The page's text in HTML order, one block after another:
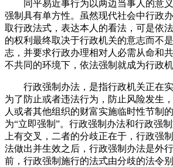
同平易近事行为以两边当事人的意义
强制具有单方性。虽然现代社会中行政
取行政法式，表达本人的看法，可是依
的权利最终取决于行政机关的意志而不
志，并要求行政办理相对人必需从命和
不共同的环境下，依法强制就成为行政
行政强制办法，是指行政机关正在实
为了防止或者违法行为，防止风险发生
人或者其他组织的财富实施临时性节制
为“立即强制”。行政强制办法和行政强
上有交叉，二者的分歧正在于，行政强
法做出并生效之后，行政强制办法是外
前，行政强制施行的法式由分歧的法令